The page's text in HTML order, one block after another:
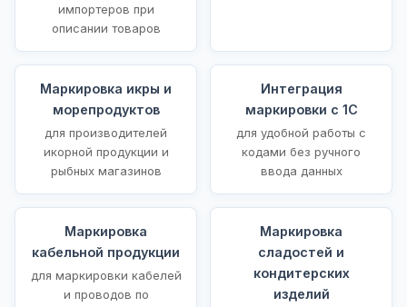
импортеров при
описании товаров
Маркировка икры и
морепродуктов
для производителей
икорной продукции и
рыбных магазинов
Интеграция
маркировки с 1С
для удобной работы с
кодами без ручного
ввода данных
Маркировка
кабельной продукции
для маркировки кабелей
и проводов по
Маркировка
сладостей и
кондитерских
изделий